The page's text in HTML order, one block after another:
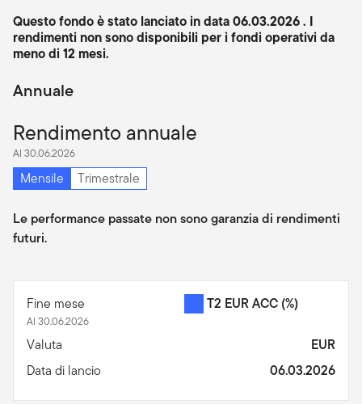
Questo fondo è stato lanciato in data 06.03.2026 . I
rendimenti non sono disponibili per i fondi operativi da
meno di 12 mesi.
Annuale
Rendimento annuale
Al 30.06.2026
Mensile Trimestrale
Le performance passate non sono garanzia di rendimenti
futuri.
Fine mese
Al 30.06.2026
T2 EUR ACC (%)
Valuta
EUR
Data di lancio
06.03.2026